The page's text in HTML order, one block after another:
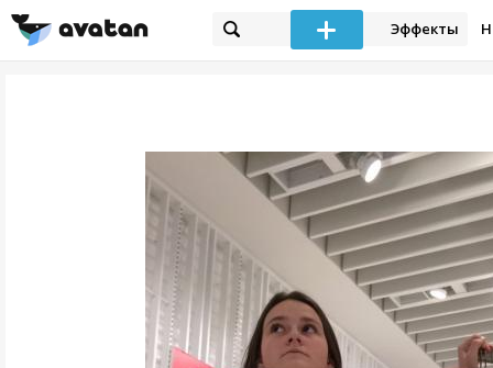
Эффекты